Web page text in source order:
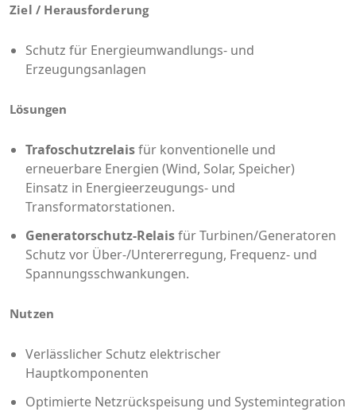
Ziel / Herausforderung
Schutz für Energieumwandlungs- und
Erzeugungsanlagen
Lösungen
Trafoschutzrelaisfür konventionelle und
erneuerbare Energien (Wind, Solar, Speicher)
Einsatz in Energieerzeugungs- und
Transformatorstationen.
Generatorschutz-Relaisfür Turbinen/Generatoren
Schutz vor Über-/Untererregung, Frequenz- und
Spannungsschwankungen.
Nutzen
Verlässlicher Schutz elektrischer
Hauptkomponenten
Optimierte Netzrückspeisung und Systemintegration